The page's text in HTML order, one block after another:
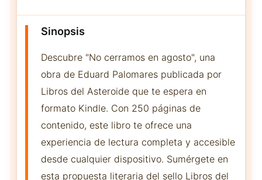
Sinopsis
Descubre "No cerramos en agosto", una
obra de Eduard Palomares publicada por
Libros del Asteroide que te espera en
formato Kindle. Con 250 páginas de
contenido, este libro te ofrece una
experiencia de lectura completa y accesible
desde cualquier dispositivo. Sumérgete en
esta propuesta literaria del sello Libros del